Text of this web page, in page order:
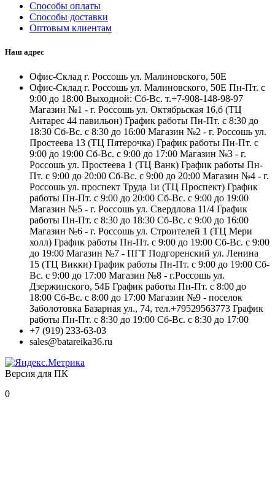
Способы оплаты
Способы доставки
Оптовым клиентам
Наш адрес
Офис-Склад г. Россошь ул. Малиновского, 50Е
Офис-Склад г. Россошь ул. Малиновского, 50Е Пн-Пт. с
9:00 до 18:00 Выходной: Сб-Вс. т.+7-908-148-98-97
Магазин №1 - г. Россошь ул. Октябрьская 16,б (ТЦ
Антарес 44 павильон) График работы Пн-Пт. с 8:30 до
18:30 Сб-Вс. с 8:30 до 16:00 Магазин №2 - г. Россошь ул.
Простеева 13 (ТЦ Пятерочка) График работы Пн-Пт. с
9:00 до 19:00 Сб-Вс. с 9:00 до 17:00 Магазин №3 - г.
Россошь ул. Простеева 1 (ТЦ Ванк) График работы Пн-
Пт. с 9:00 до 20:00 Сб-Вс. с 9:00 до 20:00 Магазин №4 - г.
Россошь ул. проспект Труда 1и (ТЦ Проспект) График
работы Пн-Пт. с 9:00 до 20:00 Сб-Вс. с 9:00 до 19:00
Магазин №5 - г. Россошь ул. Свердлова 11/4 График
работы Пн-Пт. с 8:30 до 18:30 Сб-Вс. с 9:00 до 16:00
Магазин №6 - г. Россошь ул. Строителей 1 (ТЦ Мери
холл) График работы Пн-Пт. с 9:00 до 19:00 Сб-Вс. с 9:00
до 19:00 Магазин №7 - ПГТ Подгоренский ул. Ленина
15 (ТЦ Викки) График работы Пн-Пт. с 9:00 до 19:00 Сб-
Вс. с 9:00 до 17:00 Магазин №8 - г.Россошь ул.
Дзержинского, 54Б График работы Пн-Пт. с 8:00 до
18:00 Сб-Вс. с 8:00 до 17:00 Магазин №9 - поселок
Заболотовка Базарная ул., 74, тел.+79529563773 График
работы Пн-Пт. с 8:30 до 19:00 Сб-Вс. с 8:30 до 17:00
+7 (919) 233-63-03
sales@batareika36.ru
Версия для ПК
0